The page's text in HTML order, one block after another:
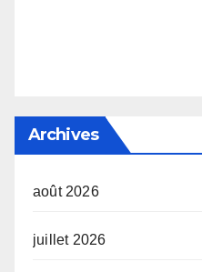
Archives
août 2026
juillet 2026